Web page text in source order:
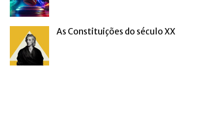
As Constituições do século XX